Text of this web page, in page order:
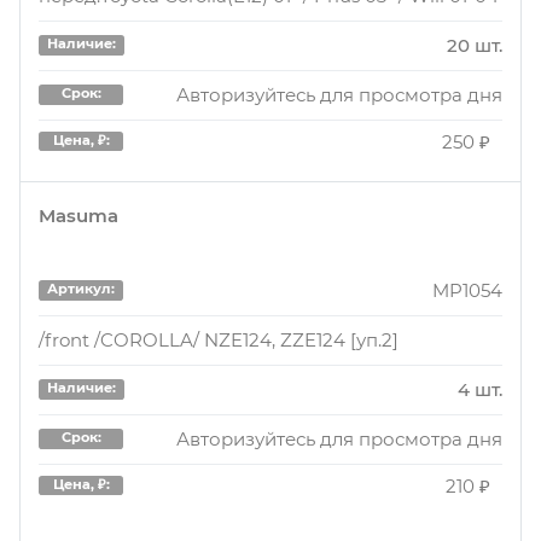
Артикул: BL21118
Втулка Fr стабилизатора TO Corolla -08, Prius -09
Срок: Авторизуйтесь для просмотра дня
Цена, ₽:
Наличие: 20 шт.
Срок: Авторизуйтесь для просмотра дня
Цена, ₽: 250 ₽
Masuma
Артикул: MP1054
/front /COROLLA/ NZE124, ZZE124 [уп.2]
Наличие: 4 шт.
Срок: Авторизуйтесь для просмотра дня
Цена, ₽: 210 ₽